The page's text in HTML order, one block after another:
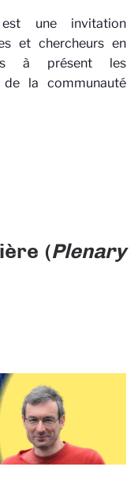
une invitation
et chercheurs en
à présent les
de la communauté
(Plenary